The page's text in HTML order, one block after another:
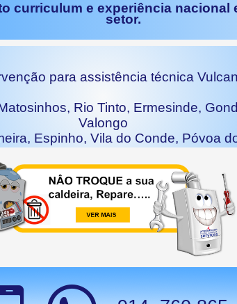
para assistência técnica
Rio Tinto, Ermesinde,
Valongo
Espinho, Vila do Conde, Póvoa
curriculum e experiência nacional
setor.